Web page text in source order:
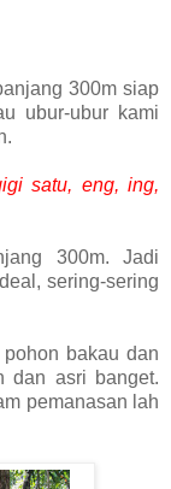
300m siap
ubur-ubur kami
satu, eng, ing,
300m. Jadi
sering-sering
bakau dan
dan asri banget.
pemanasan lah